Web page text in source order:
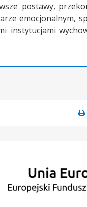
postawy,
emocjonalnym,
instytucjami